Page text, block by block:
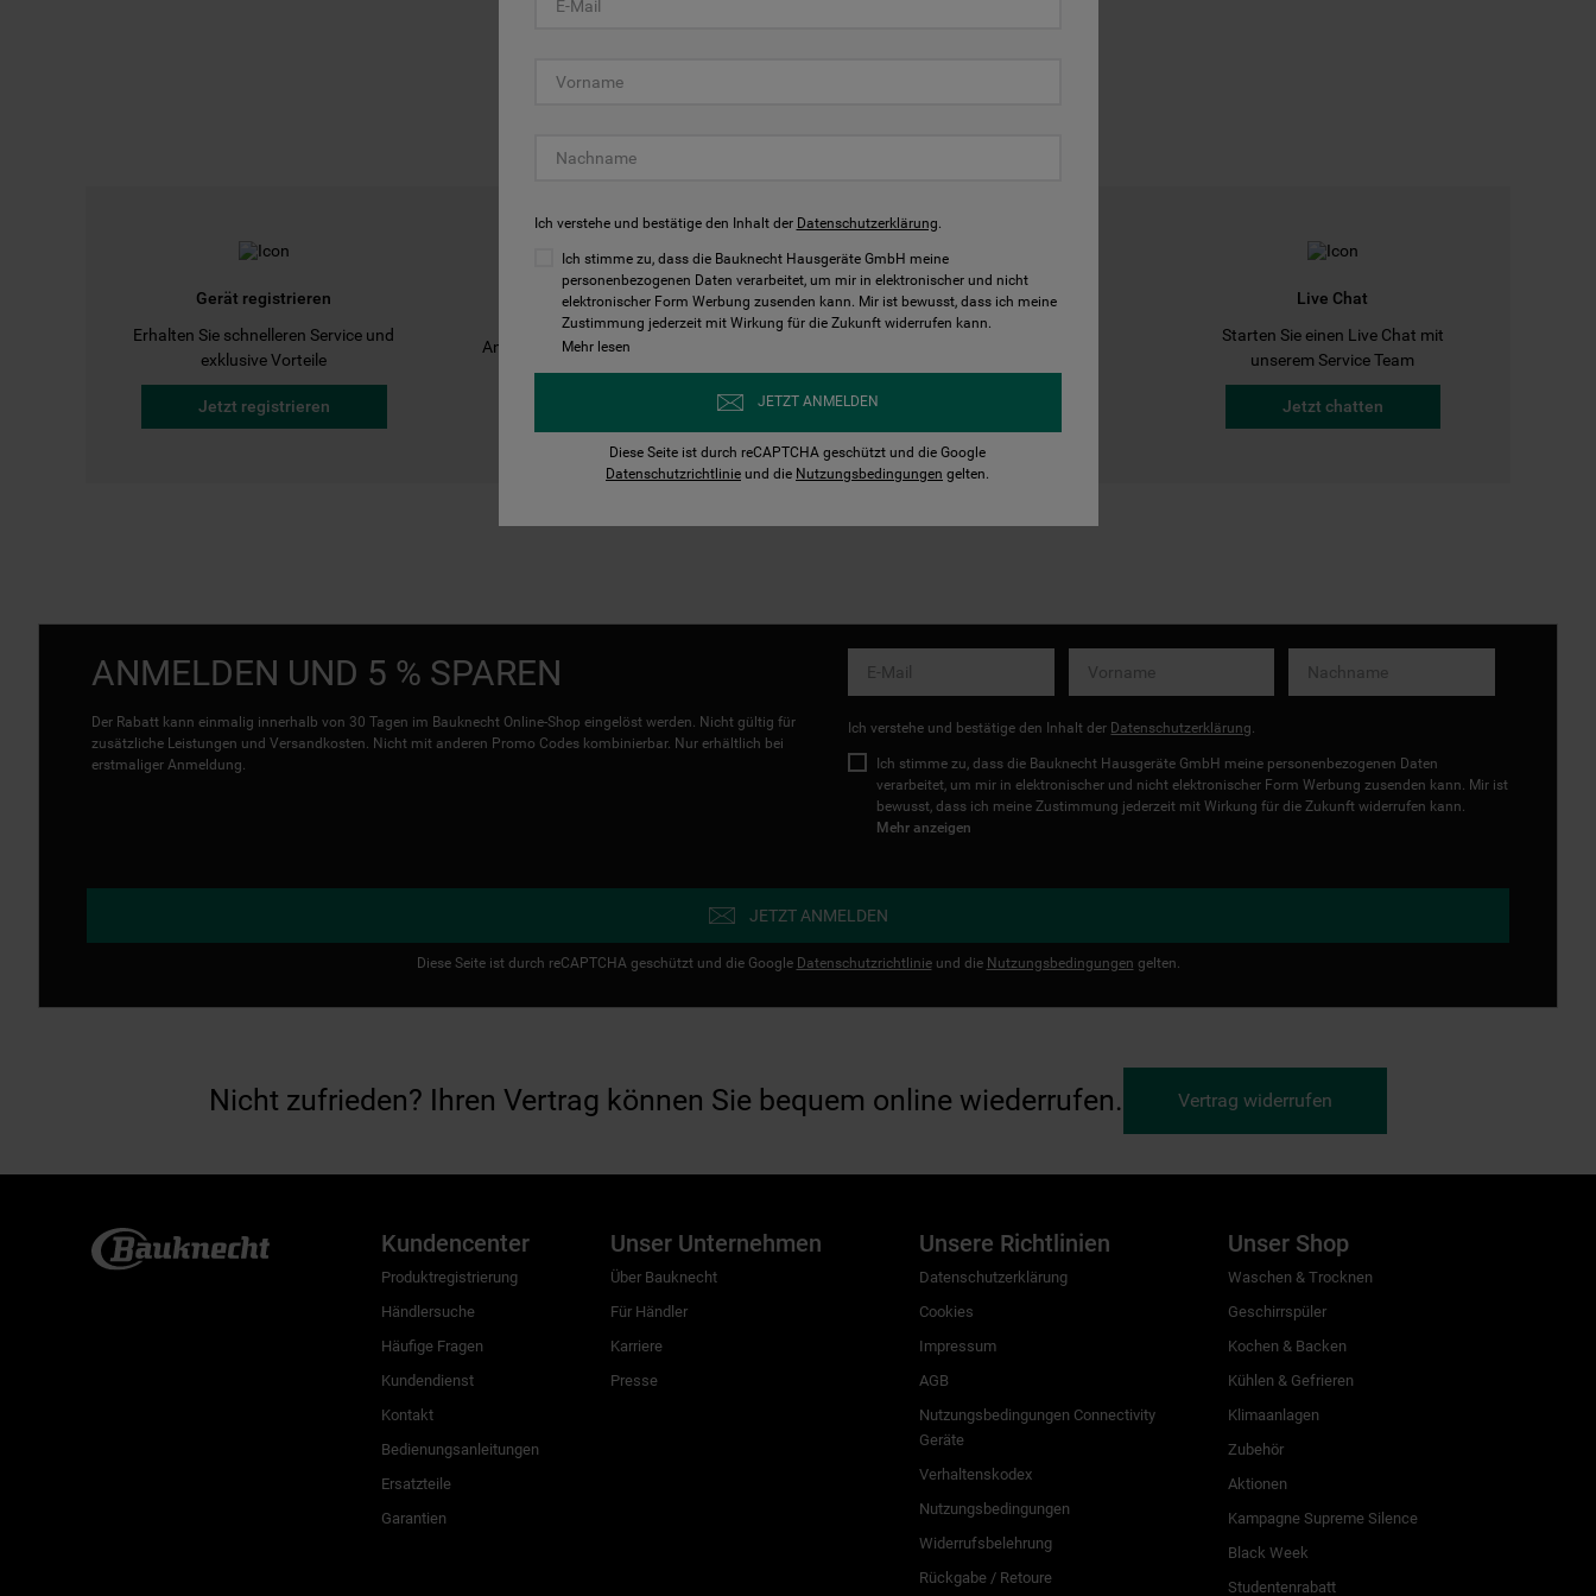
Gerät registrieren
Erhalten Sie schnelleren Service und
exklusive Vorteile
Jetzt registrieren
Bedienungsanleitungen
Anleitungen finden und herunterladen
Kontakt
Live Chat
Starten Sie einen Live Chat mit
unserem Service Team
Jetzt chatten
ANMELDEN UND 5 % SPAREN
Der Rabatt kann einmalig innerhalb von 30 Tagen im Bauknecht Online-Shop eingelöst werden. Nicht gültig für
zusätzliche Leistungen und Versandkosten. Nicht mit anderen Promo Codes kombinierbar. Nur erhältlich bei
erstmaliger Anmeldung.
Ich verstehe und bestätige den Inhalt der Datenschutzerklärung
Ich stimme zu, dass die Bauknecht Hausgeräte GmbH meine personenbezogenen Daten
verarbeitet, um mir in elektronischer und nicht elektronischer Form Werbung zusenden kann. Mir ist
bewusst, dass ich meine Zustimmung jederzeit mit Wirkung für die Zukunft widerrufen kann.
Mehr anzeigen
JETZT ANMELDEN
Diese Seite ist durch reCAPTCHA geschützt und die Google Datenschutzrichtlinieund die Nutzungsbedingungen gelten.
Nicht zufrieden? Ihren Vertrag können Sie bequem online wiederrufen. Vertrag widerrufen
Kundencenter
Produktregistrierung
Händlersuche
Häufige Fragen
Kundendienst
Kontakt
Bedienungsanleitungen
Ersatzteile
Garantien
Unser Unternehmen
Über Bauknecht
Für Händler
Karriere
Presse
Unsere Richtlinien
Datenschutzerklärung
Cookies
Impressum
AGB
Nutzungsbedingungen Connectivity
Geräte
Verhaltenskodex
Nutzungsbedingungen
Widerrufsbelehrung
Rückgabe / Retoure
Unser Shop
Waschen & Trocknen
Geschirrspüler
Kochen & Backen
Kühlen & Gefrieren
Klimaanlagen
Zubehör
Aktionen
Kampagne Supreme Silence
Black Week
Studentenrabatt
Ich verstehe und bestätige den Inhalt der Datenschutzerklärung.
Ich stimme zu, dass die Bauknecht Hausgeräte GmbH meine
personenbezogenen Daten verarbeitet, um mir in elektronischer und nicht
elektronischer Form Werbung zusenden kann. Mir ist bewusst, dass ich meine
Zustimmung jederzeit mit Wirkung für die Zukunft widerrufen kann.
Mehr lesen
JETZT ANMELDEN
Diese Seite ist durch reCAPTCHA geschützt und die Google
Datenschutzrichtlinie und die Nutzungsbedingungen gelten.